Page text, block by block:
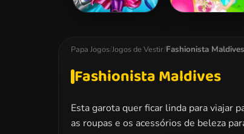
Papa Jogos/Jogos de Vestir/Fashionista Maldives
Fashionista Maldives
Esta garota quer ficar linda para viajar
as roupas e os acessórios de beleza